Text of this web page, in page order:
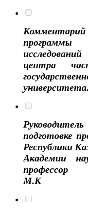
программы
центра
университета.
подготовке
Республики
Академии
М.К